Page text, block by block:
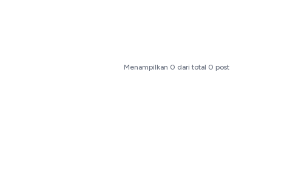
Menampilkan 0 dari total 0 post